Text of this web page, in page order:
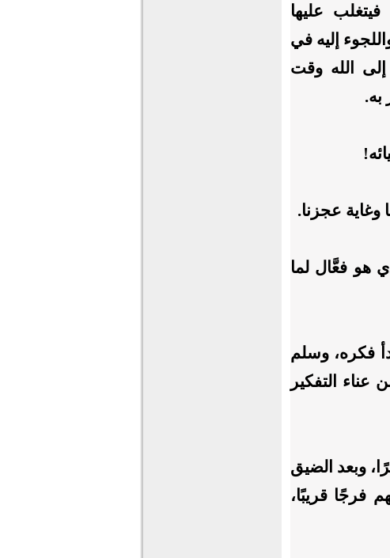
فيتغلب عليها
إليه في
إلى الله وقت
به.
وغاية عجزنا.
هو فعَّال لما
فكره، وسلم
التفكير
وبعد الضيق
فرجًا قريبًا،